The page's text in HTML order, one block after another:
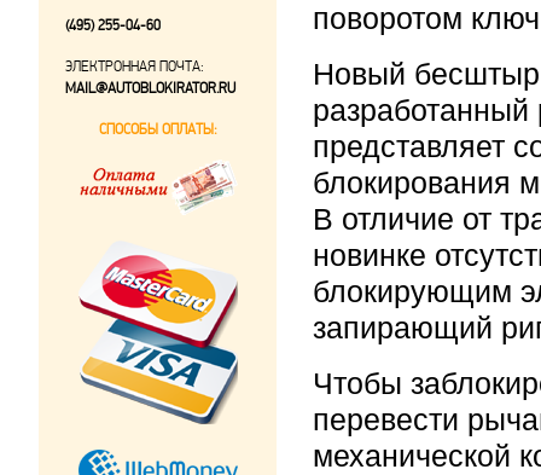
поворотом
Новый
представляет
блокирования
В отличие от
новинке
блокирующим
запирающий
Чтобы
перевести
механической
(495) 255-04-60
ЭЛЕКТРОННАЯ ПОЧТА:
MAIL@AUTOBLOKIRATOR.RU
СПОСОБЫ ОПЛАТЫ: